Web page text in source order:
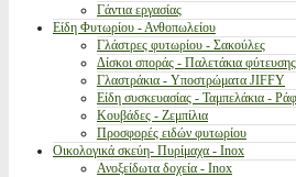
Γάντια εργασίας
Είδη Φυτωρίου - Ανθοπωλείου
Γλάστρες φυτωρίου - Σακούλες
Δίσκοι σποράς - Παλετάκια φύτευσης
Γλαστράκια - Υποστρώματα JIFFY
Είδη συσκευασίας - Ταμπελάκια -
Κουβάδες - Ζεμπίλια
Προσφορές ειδών φυτωρίου
Οικολογικά σκεύη- Πυρίμαχα - Inox
Ανοξείδωτα δοχεία - Inox